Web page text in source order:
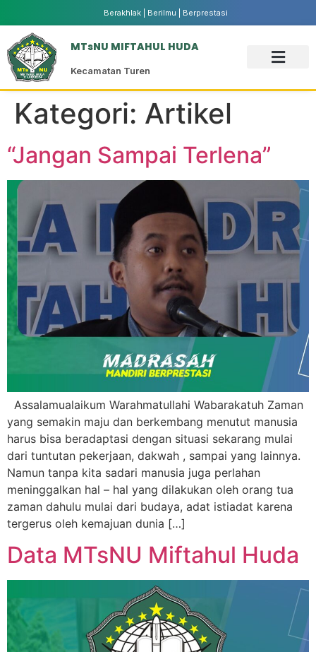
Berakhlak | Berilmu | Berprestasi
MTsNU MIFTAHUL HUDA
Kecamatan Turen
Kategori: Artikel
“Jangan Sampai Terlena”
Assalamualaikum Warahmatullahi Wabarakatuh Zaman
yang semakin maju dan berkembang menutut manusia
harus bisa beradaptasi dengan situasi sekarang mulai
dari tuntutan pekerjaan, dakwah , sampai yang lainnya.
Namun tanpa kita sadari manusia juga perlahan
meninggalkan hal – hal yang dilakukan oleh orang tua
zaman dahulu mulai dari budaya, adat istiadat karena
tergerus oleh kemajuan dunia […]
Data MTsNU Miftahul Huda